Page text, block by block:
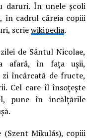
daruri. În unele școli
în cadrul căreia copiii
scriewikipedia.
de Sântul Nicolae,
afară, în fața ușii,
zi încărcată de fructe,
Cel care îl însoțește
pune în încălțările
Mikulás), copiii